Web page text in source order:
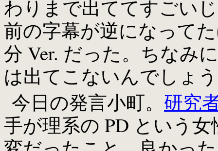
わりまで出ててすごい
前の字幕が逆になって
分 Ver. だった。ちなみ
は出てこないんでしょ
今日の発言小町。 研究
手が理系の PD という